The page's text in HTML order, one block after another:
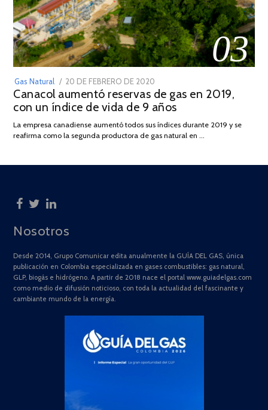
03
Gas Natural
POSTED
ON
20 DE FEBRERO DE 2020
DE
JULIO
2025
Canacol aumentó reservas de gas en 2019,
con un índice de vida de 9 años
La empresa canadiense aumentó todos sus índices durante 2019 y se
reafirma como la segunda productora de gas natural en …
Nosotros
Desde 2014, Grupo Comunicar edita anualmente la GUÍA DEL GAS, única
publicación en Colombia especializada en gases combustibles: gas natural,
GLP, biogás e hidrógeno. A partir de 2018 nace el portal www.guiadelgas.com
como medio de difusión noticioso, con toda la actualidad del fascinante y
cambiante mundo de la energía.